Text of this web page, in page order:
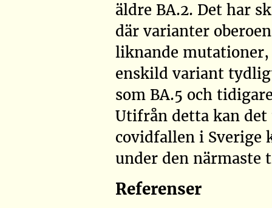
äldre BA.2. Det har
där varianter
liknande
enskild variant
som BA.5 och
Utifrån detta kan
covidfallen i
under den närmaste
Referenser